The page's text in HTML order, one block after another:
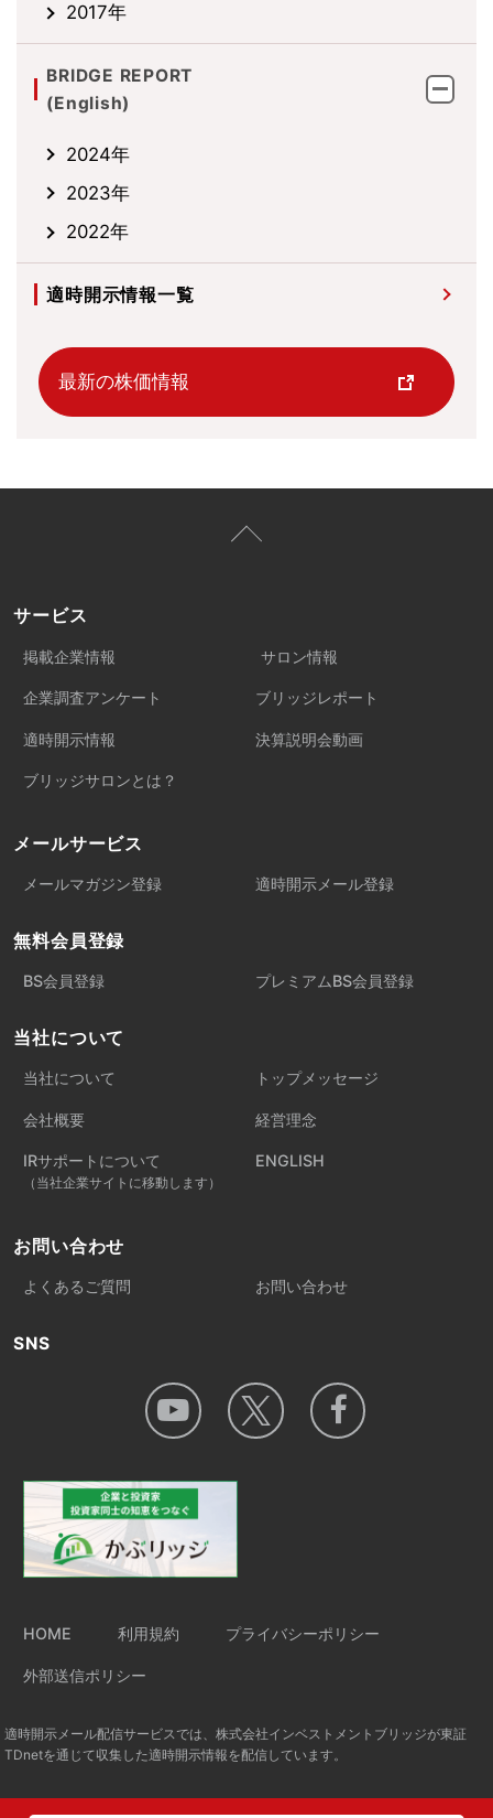
2017年
BRIDGE REPORT
(English)
2024年
2023年
2022年
適時開示情報一覧
最新の株価情報
サービス
掲載企業情報 サロン情報
企業調査アンケート ブリッジレポート
適時開示情報 決算説明会動画
ブリッジサロンとは？
メールサービス
メールマガジン登録 適時開示メール登録
無料会員登録
BS会員登録 プレミアムBS会員登録
当社について
当社について トップメッセージ
会社概要 経営理念
IRサポートについて
（当社企業サイトに移動します）
ENGLISH
お問い合わせ
よくあるご質問 お問い合わせ
SNS
HOME 利用規約 プライバシーポリシー
外部送信ポリシー
適時開示メール配信サービスでは、株式会社インベストメントブリッジが東証
TDnetを通じて収集した適時開示情報を配信しています。